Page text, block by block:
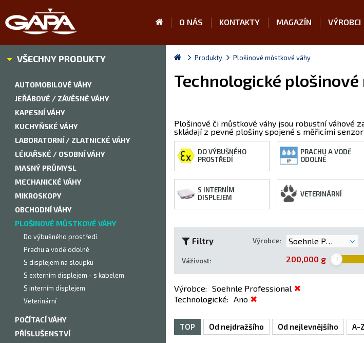
O NÁS KONTAKTY MAGAZÍN VÝROBCI
VŠECHNY PRODUKTY
AUTOMOBILOVÉ VÁHY
JEŘÁBOVÉ / ZÁVĚSNÉ VÁHY
KAPESNÍ VÁHY
KUCHYŇSKÉ VÁHY
LABORATORNÍ / ZLATNICKÉ VÁHY
LÉKAŘSKÉ / OSOBNÍ VÁHY
MASNÝ PRŮMYSL
MECHANICKÉ VÁHY
MIKROSKOPY
OBCHODNÍ VÁHY
PLOŠINOVÉ MŮSTKOVÉ VÁHY
Do výbušného prostředí
Prachu a vodě odolné
S displejem na sloupku
S externím displejem - s kabelem
S interním displejem
Veterinární
POČÍTACÍ VÁHY
PŘÍSLUŠENSTVÍ
Produkty Plošinové můstkové váhy
Technologické
Plošinové či můstkové váhy jsou robustní váhové
skládají z pevné plošiny spojené s měřicími
DO VÝBUŠNÉHO
PROSTŘEDÍ
PRACHU A VODĚ
ODOLNÉ
S INTERNÍM
DISPLEJEM
VETERINÁRNÍ
Filtry Výrobce:
Váživost: 200,000 g
Výrobce: Soehnle Professional
Technologické: Ano
TOP Od nejdražšího Od nejlevnějšího A-Z